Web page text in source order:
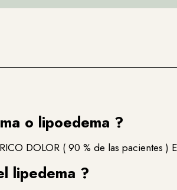
o lipoedema ?
DOLOR ( 90 % de las pacientes )
lipedema ?